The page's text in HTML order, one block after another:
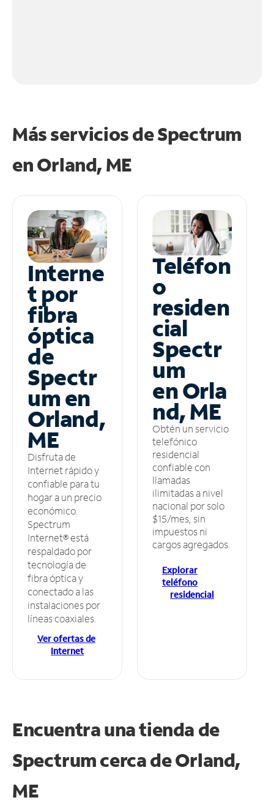
Más servicios de Spectrum
enOrland, ME
Interne
t por
fibra
óptica
de
Spectr
um en
Orland,
ME
Disfruta de
Internet rápido y
confiable para tu
hogar a un precio
económico.
Spectrum
Internet® está
respaldado por
tecnología de
fibra óptica y
conectado a las
instalaciones por
líneas coaxiales.
Ver ofertas de
Internet
Teléfon
o
residen
cial
Spectr
um
en Orla
nd, ME
Obtén un servicio
telefónico
residencial
confiable con
llamadas
ilimitadas a nivel
nacional por solo
$15/mes, sin
impuestos ni
cargos agregados.
Explorar
teléfono
residencial
Encuentra una tienda de
Spectrumcerca de Orland,
ME